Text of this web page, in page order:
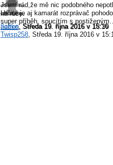
Jsem rád,že mě nic podobného
na ruce.
hattori, Středa 19. října 2016 v 18:39
Určite je aj kamarát rozprávač
Jožko, Středa 19. října 2016 v 15:16
super příběh, soucítím s
Twisp258 , Středa 19. října 2016 v